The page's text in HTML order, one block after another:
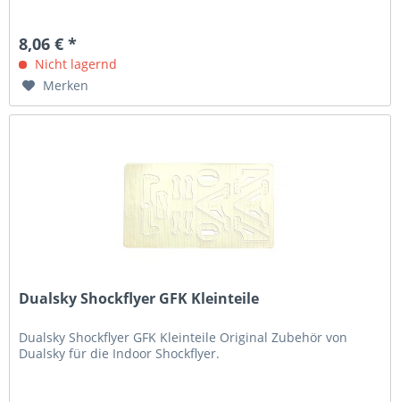
8,06 € *
Nicht lagernd
Merken
Dualsky Shockflyer GFK Kleinteile
Dualsky Shockflyer GFK Kleinteile Original Zubehör von
Dualsky für die Indoor Shockflyer.